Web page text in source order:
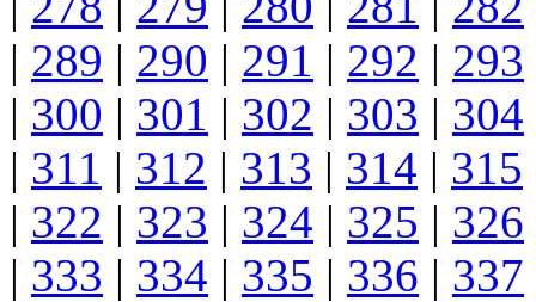
| 289 | 290 | 291 | 292 | 293
| 300 | 301 | 302 | 303 | 304
| 311 | 312 | 313 | 314 | 315
| 322 | 323 | 324 | 325 | 326
| 333 | 334 | 335 | 336 | 337